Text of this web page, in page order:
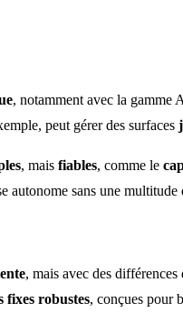
, notamment avec la gamme
peut gérer des surfaces
, mais fiables, comme le
autonome sans une
, mais avec des
fixes robustes, conçues pour